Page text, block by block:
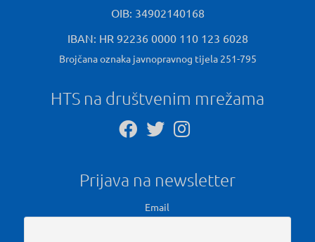
OIB: 34902140168
IBAN: HR 92236 0000 110 123 6028
Brojčana oznaka javnopravnog tijela 251-795
HTS na društvenim mrežama
Prijava na newsletter
Email